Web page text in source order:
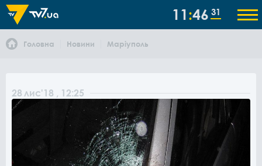
11 46 31
Головна Новини Маріуполь
28 лис'18 , 12:25